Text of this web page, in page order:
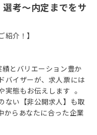
考～内定までをサ
紹介！】
とバリエーション豊か
バイザーが、求人票には
実態もお伝えします 。
ない【非公開求人】も取
からあなたに合った企業